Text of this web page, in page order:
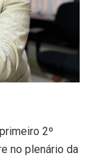
2º
no plenário da